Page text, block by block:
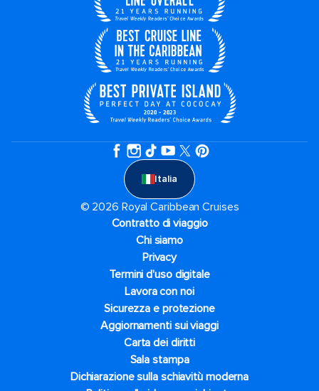
Italia
© 2026 Royal Caribbean Cruises
Contratto di viaggio
Chi siamo
Privacy
Termini d'uso digitale
Lavora con noi
Sicurezza e protezione
Aggiornamenti sui viaggi
Carta dei diritti
Sala stampa
Dichiarazione sulla schiavitù moderna